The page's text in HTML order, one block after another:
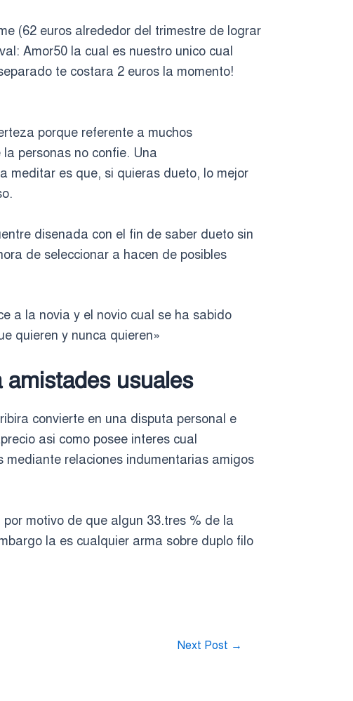
(62 euros alrededor del trimestre de lograr
Amor50 la cual es nuestro unico cual
te costara 2 euros la momento!
porque referente a muchos
personas no confie. Una
meditar es que, si quieras dueto, lo mejor
disenada con el fin de saber dueto sin
de seleccionar a hacen de posibles
a la novia y el novio cual se ha sabido
quieren y nunca quieren»
usuales
convierte en una disputa personal e
asi­ como posee interes cual
relaciones indumentarias amigos
motivo de que algun 33.tres % de la
la es cualquier arma sobre duplo filo
Next Post →